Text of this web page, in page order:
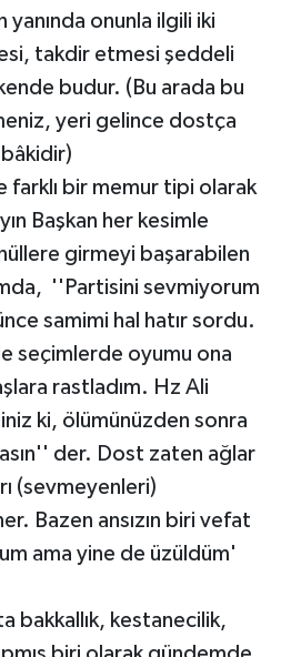
onunla ilgili iki
takdir etmesi şeddeli
budur. (Bu arada bu
yeri gelince dostça
bâkidir)
farklı bir memur tipi olarak
Başkan her kesimle
girmeyi başarabilen
''Partisini sevmiyorum
samimi hal hatır sordu.
seçimlerde oyumu ona
rastladım. Hz Ali
ki, ölümünüzden sonra
der. Dost zaten ağlar
(sevmeyenleri)
Bazen ansızın biri vefat
ama yine de üzüldüm'
bakkallık, kestanecilik,